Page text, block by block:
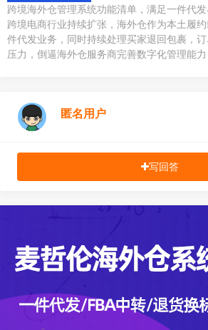
跨境海外仓管理系统功能清单，满足一件代
跨境电商行业持续扩张，海外仓作为本土履
件代发业务，同时持续处理买家退回包裹，
压力，倒逼海外仓服务商完善数字化管理能力
匿名用户
写回答